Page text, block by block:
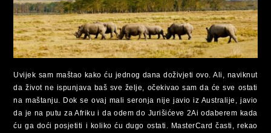
Uvijek sam maštao kako ću jednog dana doživjeti ovo. Ali, naviknut
da život ne ispunjava baš sve želje, očekivao sam da će sve ostati
na maštanju. Dok se ovaj mali seronja nije javio iz Australije, javio
da je na putu za Afriku i da odem do Jurišićeve 2Ai odaberem kada
ću ga doći posjetiti i koliko ću dugo ostati. MasterCard časti, rekao